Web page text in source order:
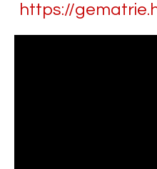
https://